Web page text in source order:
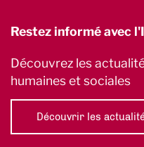
Restez informé avec
Découvrez les
humaines et sociales
Découvrir les